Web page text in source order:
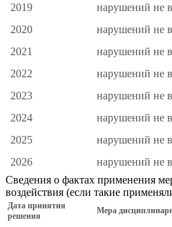
2019
нарушений не
2020
нарушений не
2021
нарушений не
2022
нарушений не
2023
нарушений не
2024
нарушений не
2025
нарушений не
2026
нарушений не
Сведения о фактах применения
воздействия (если такие
Дата принятия
решения
Мера